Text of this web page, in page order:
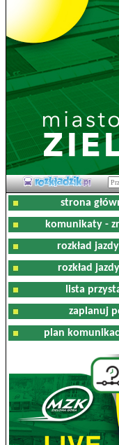
strona
komunikaty -
rozkład
rozkład
lista
zaplanuj
plan